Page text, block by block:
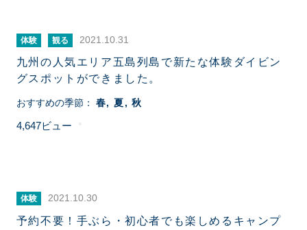
体験 観る 2021.10.31
九州の人気エリア五島列島で新たな体験ダイビン
グスポットができました。
おすすめの季節： 春 夏 秋
4,647
体験 2021.10.30
予約不要！手ぶら・初心者でも楽しめるキャンプ